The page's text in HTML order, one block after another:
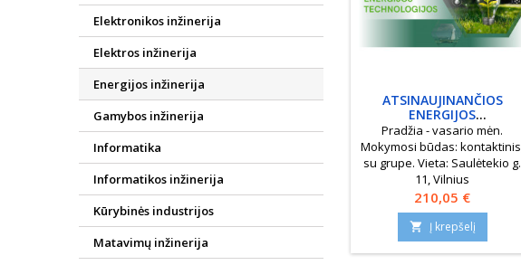
Elektronikos inžinerija
Elektros inžinerija
Energijos inžinerija
Gamybos inžinerija
Informatika
Informatikos inžinerija
Kūrybinės industrijos
Matavimų inžinerija
ATSINAUJINANČIOS
ENERGIJOS
TECHNOLOGIJOS
Pradžia - vasario mėn.
Mokymosi būdas: kontaktinis,
su grupe. Vieta: Saulėtekio g.
11, Vilnius
Kaina
210,05 €
 Į krepšelį